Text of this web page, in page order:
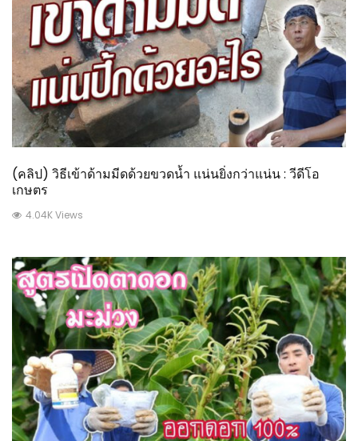
(คลิป) วิธีเข้าด้ามมีดด้วยขวดน้ำ แน่นยิ่งกว่าแน่น : วีดีโอ
เกษตร
4.04K Views